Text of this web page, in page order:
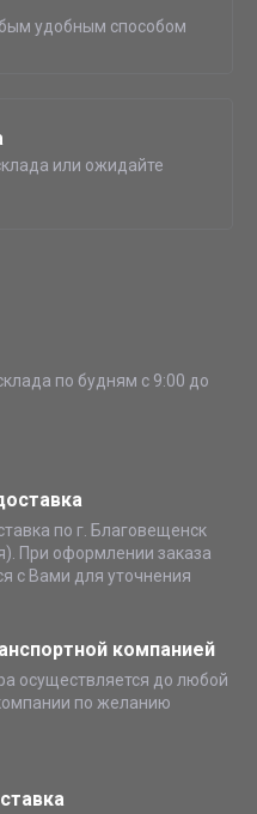
удобным способом
или ожидайте
по будням с 9:00 до
по г. Благовещенск
При оформлении заказа
с Вами для уточнения
компанией
осуществляется до любой
по желанию